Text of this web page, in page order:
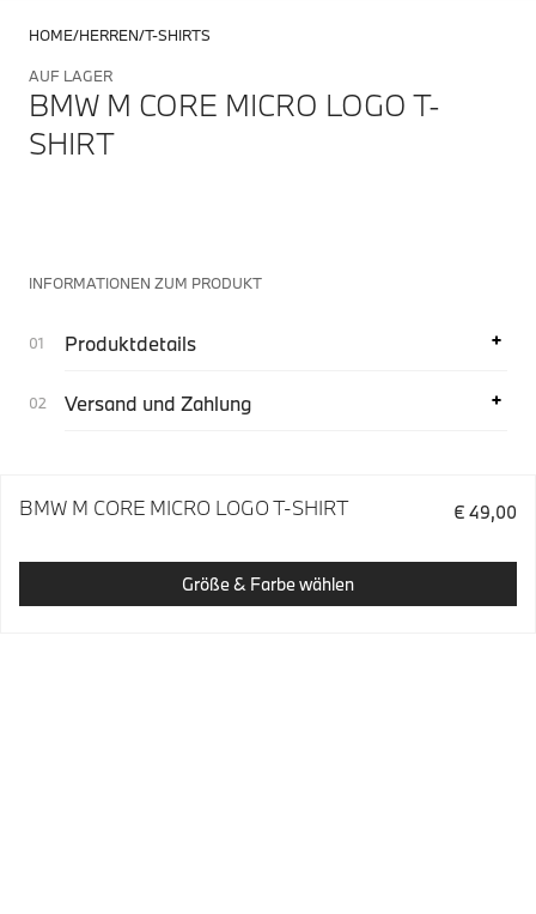
HOME HERREN T-SHIRTS
AUF LAGER
BMW M CORE MICRO LOGO T-
SHIRT
INFORMATIONEN ZUM PRODUKT
Produktdetails
Versand und Zahlung
BMW M CORE MICRO LOGO T-SHIRT € 49,00
Größe & Farbe wählen